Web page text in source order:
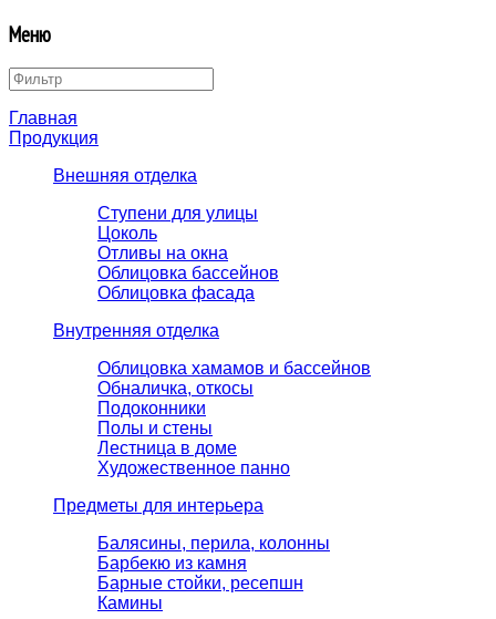
Меню
Главная
Продукция
Внешняя отделка
Ступени для улицы
Цоколь
Отливы на окна
Облицовка бассейнов
Облицовка фасада
Внутренняя отделка
Облицовка хамамов и бассейнов
Обналичка, откосы
Подоконники
Полы и стены
Лестница в доме
Художественное панно
Предметы для интерьера
Балясины, перила, колонны
Барбекю из камня
Барные стойки, ресепшн
Камины